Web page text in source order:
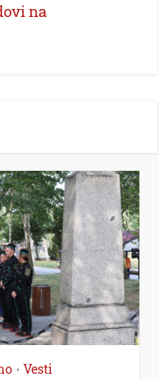
na
• Vesti